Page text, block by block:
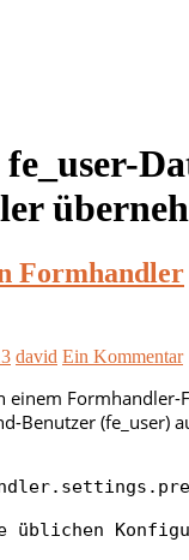
fe_user-
Formhandler
david Ein Kommentar
einem
Benutzer (fe_user)
üblichen